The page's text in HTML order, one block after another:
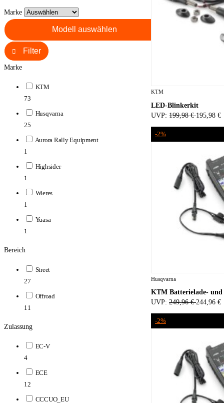
Marke
Modell auswählen
Filter
Marke
KTM
73
Husqvarna
25
Aurora Rally Equipment
1
Highsider
1
Wieres
1
Yuasa
1
Bereich
Street
27
Offroad
11
Zulassung
EC-V
4
ECE
12
CCCUO_EU
KTM
LED-Blinkerkit
UVP: 199,98 € 195,98 €
-2%
Husqvarna
KTM Batterielade-
UVP: 249,96 € 244,96 €
-2%